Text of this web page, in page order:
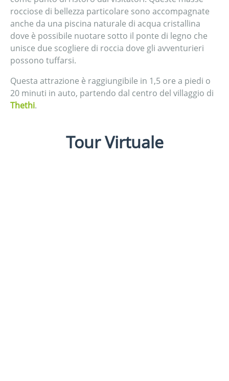
rocciose di bellezza particolare sono accompagnate
anche da una piscina naturale di acqua cristallina
dove è possibile nuotare sotto il ponte di legno che
unisce due scogliere di roccia dove gli avventurieri
possono tuffarsi.
Questa attrazione è raggiungibile in 1,5 ore a piedi o
20 minuti in auto, partendo dal centro del villaggio di
Thethi.
Tour Virtuale